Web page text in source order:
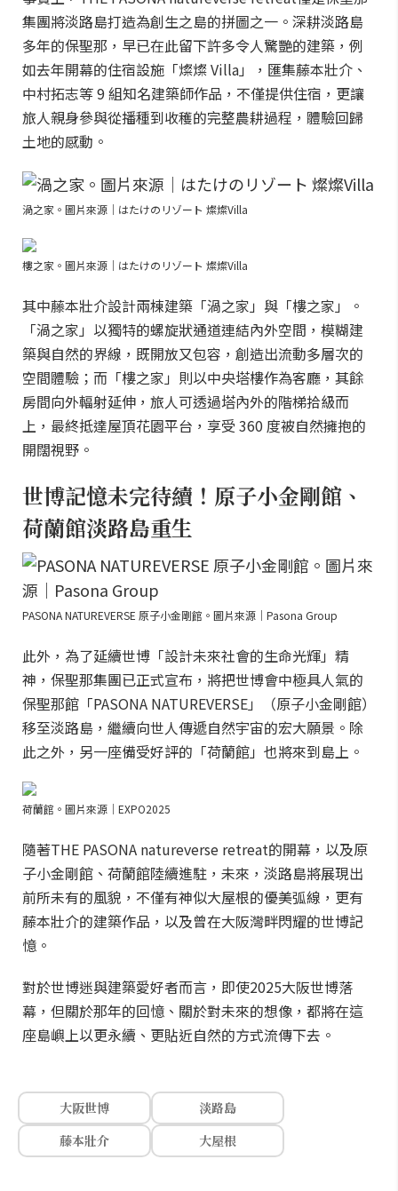
集團將淡路島打造為創生之島的拼圖之一。深耕淡路島
多年的保聖那，早已在此留下許多令人驚艷的建築，例
如去年開幕的住宿設施「燦燦 Villa」，匯集藤本壯介、
中村拓志等 9 組知名建築師作品，不僅提供住宿，更讓
旅人親身參與從播種到收穫的完整農耕過程，體驗回歸
土地的感動。
渦之家。圖片來源｜はたけのリゾート 燦燦Villa
樓之家。圖片來源｜はたけのリゾート 燦燦Villa
其中藤本壯介設計兩棟建築「渦之家」與「樓之家」。
「渦之家」以獨特的螺旋狀通道連結內外空間，模糊建
築與自然的界線，既開放又包容，創造出流動多層次的
空間體驗；而「樓之家」則以中央塔樓作為客廳，其餘
房間向外輻射延伸，旅人可透過塔內外的階梯拾級而
上，最終抵達屋頂花園平台，享受 360 度被自然擁抱的
開闊視野。
世博記憶未完待續！原子小金剛館、
荷蘭館淡路島重生
PASONA NATUREVERSE 原子小金剛館。圖片來源｜Pasona Group
此外，為了延續世博「設計未來社會的生命光輝」精
神，保聖那集團已正式宣布，將把世博會中極具人氣的
保聖那館「PASONA NATUREVERSE」（原子小金剛館）
移至淡路島，繼續向世人傳遞自然宇宙的宏大願景。除
此之外，另一座備受好評的「荷蘭館」也將來到島上。
荷蘭館。圖片來源｜EXPO2025
隨著THE PASONA natureverse retreat的開幕，以及原
子小金剛館、荷蘭館陸續進駐，未來，淡路島將展現出
前所未有的風貌，不僅有神似大屋根的優美弧線，更有
藤本壯介的建築作品，以及曾在大阪灣畔閃耀的世博記
憶。
對於世博迷與建築愛好者而言，即使2025大阪世博落
幕，但關於那年的回憶、關於對未來的想像，都將在這
座島嶼上以更永續、更貼近自然的方式流傳下去。
大阪世博
淡路島
藤本壯介
大屋根